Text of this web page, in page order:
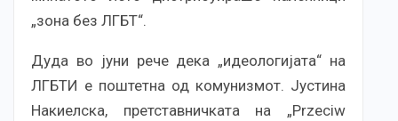
„зона без ЛГБТ“.
Дуда во јуни рече дека „идеологијата“ на
ЛГБТИ е поштетна од комунизмот. Јустина
Накиелска, претставничката на „Przeciw